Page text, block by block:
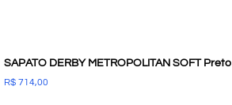
SAPATO DERBY METROPOLITAN SOFT Preto
R$ 714,00